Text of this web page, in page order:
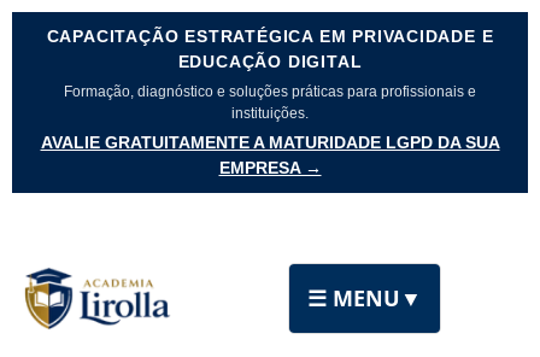
CAPACITAÇÃO ESTRATÉGICA EM PRIVACIDADE E
EDUCAÇÃO DIGITAL
Formação, diagnóstico e soluções práticas para profissionais e
instituições.
AVALIE GRATUITAMENTE A MATURIDADE LGPD DA SUA
EMPRESA →
☰ MENU ▼